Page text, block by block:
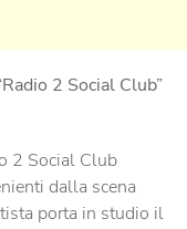
2 Social Club”
2 Social Club
dalla scena
porta in studio il